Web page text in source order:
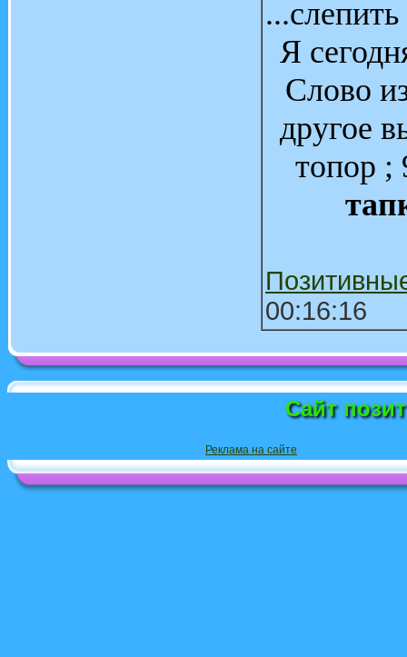
Я
Cлово
другое
топор ;
00:16:16
Сайт
Реклама на сайте